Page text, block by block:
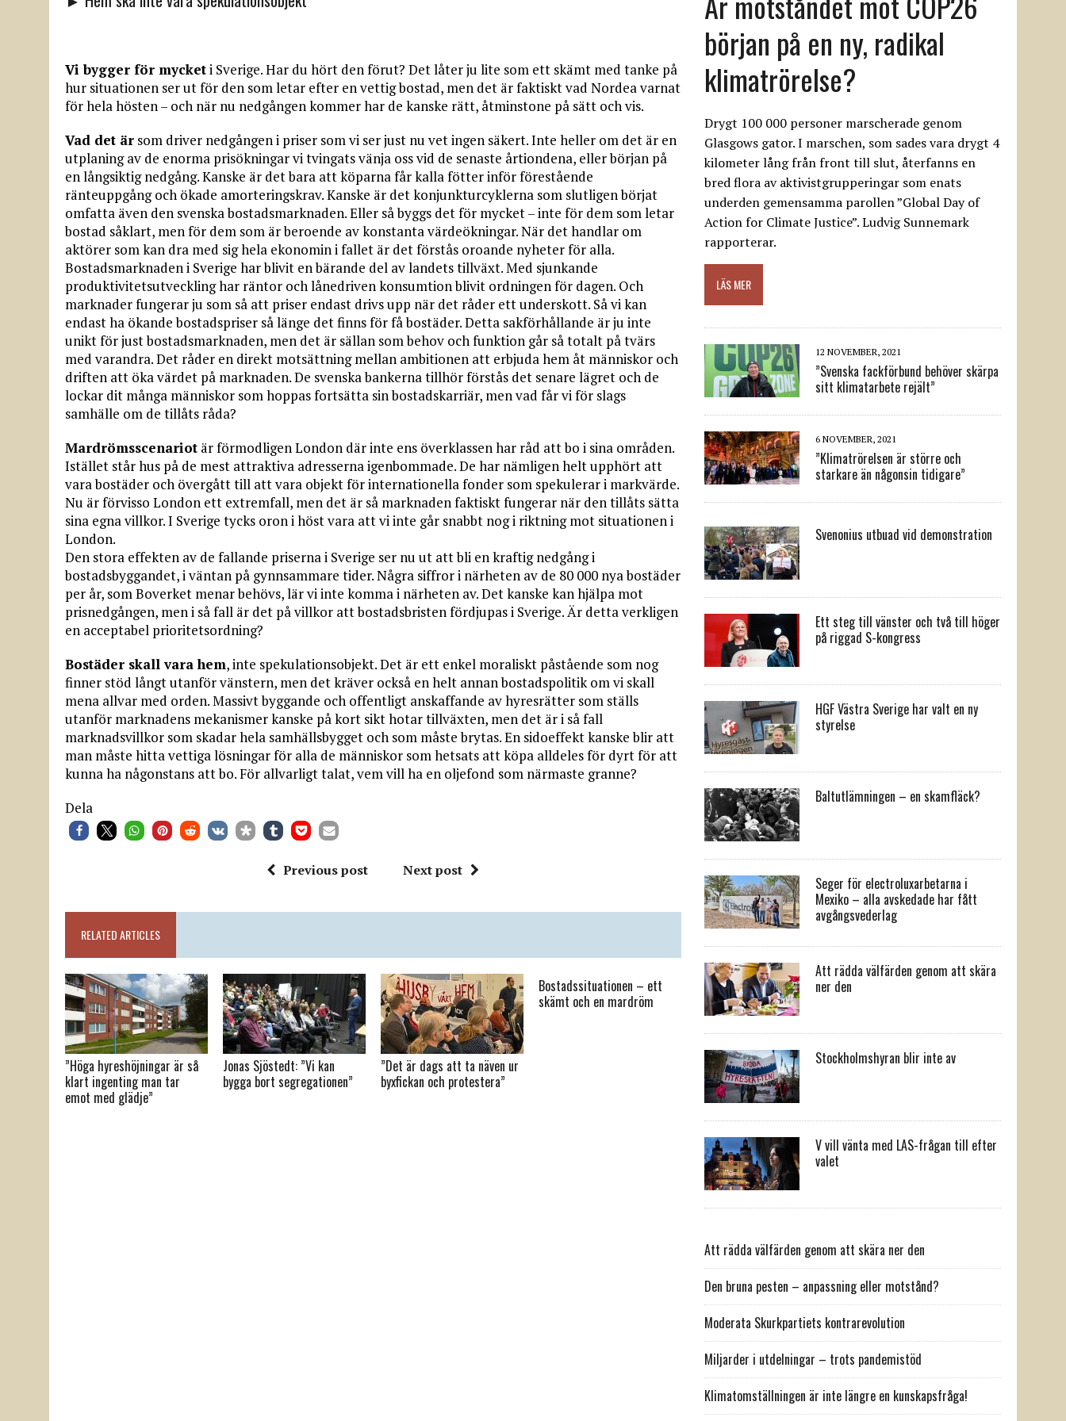
Vi bygger för mycketi Sverige. Har du hört den förut? Det låter ju lite som ett skämt med tanke på
hur situationen ser ut för den som letar efter en vettig bostad, men det är faktiskt vad Nordea varnat
för hela hösten – och när nu nedgången kommer har de kanske rätt, åtminstone på sätt och vis.
Vad det är som driver nedgången i priser som vi ser just nu vet ingen säkert. Inte heller om det är en
utplaning av de enorma prisökningar vi tvingats vänja oss vid de senaste årtiondena, eller början på
en långsiktig nedgång. Kanske är det bara att köparna får kalla fötter inför förestående
ränteuppgång och ökade amorteringskrav. Kanske är det konjunkturcyklerna som slutligen börjat
omfatta även den svenska bostadsmarknaden. Eller så byggs det för mycket – inte för dem som letar
bostad såklart, men för dem som är beroende av konstanta värdeökningar. När det handlar om
aktörer som kan dra med sig hela ekonomin i fallet är det förstås oroande nyheter för alla.
Bostadsmarknaden i Sverige har blivit en bärande del av landets tillväxt. Med sjunkande
produktivitetsutveckling har räntor och lånedriven konsumtion blivit ordningen för dagen. Och
marknader fungerar ju som så att priser endast drivs upp när det råder ett underskott. Så vi kan
endast ha ökande bostadspriser så länge det finns för få bostäder. Detta sakförhållande är ju inte
unikt för just bostadsmarknaden, men det är sällan som behov och funktion går så totalt på tvärs
med varandra. Det råder en direkt motsättning mellan ambitionen att erbjuda hem åt människor och
driften att öka värdet på marknaden. De svenska bankerna tillhör förstås det senare lägret och de
lockar dit många människor som hoppas fortsätta sin bostadskarriär, men vad får vi för slags
samhälle om de tillåts råda?
Mardrömsscenariot är förmodligen London där inte ens överklassen har råd att bo i sina områden.
Istället står hus på de mest attraktiva adresserna igenbommade. De har nämligen helt upphört att
vara bostäder och övergått till att vara objekt för internationella fonder som spekulerar i markvärde.
Nu är förvisso London ett extremfall, men det är så marknaden faktiskt fungerar när den tillåts sätta
sina egna villkor. I Sverige tycks oron i höst vara att vi inte går snabbt nog i riktning mot situationen i
London.
Den stora effekten av de fallande priserna i Sverige ser nu ut att bli en kraftig nedgång i
bostadsbyggandet, i väntan på gynnsammare tider. Några siffror i närheten av de 80 000 nya bostäder
per år, som Boverket menar behövs, lär vi inte komma i närheten av. Det kanske kan hjälpa mot
prisnedgången, men i så fall är det på villkor att bostadsbristen fördjupas i Sverige. Är detta verkligen
en acceptabel priori­tetsordning?
Bostäder skall vara hem, inte spekulationsobjekt. Det är ett enkel moraliskt påstående som nog
finner stöd långt utanför vänstern, men det kräver också en helt annan bostadspolitik om vi skall
mena allvar med orden. Massivt byggande och offentligt anskaffande av hyresrätter som ställs
utanför marknadens mekanismer kanske på kort sikt hotar tillväxten, men det är i så fall
marknadsvillkor som skadar hela samhällsbygget och som måste brytas. En sidoeffekt kanske blir att
man måste hitta vettiga lösningar för alla de människor som hetsats att köpa alldeles för dyrt för att
kunna ha någonstans att bo. För allvarligt talat, vem vill ha en oljefond som närmaste granne?
Dela
Previous post Next post
RELATED ARTICLES
”Höga hyreshöjningar är så
klart ingenting man tar
emot med glädje”
Jonas Sjöstedt: ”Vi kan
bygga bort segregationen”
”Det är dags att ta näven ur
byxfickan och protestera”
Bostadssituationen – ett
skämt och en mardröm
början på en ny, radikal
klimatrörelse?
Drygt 100 000 personer marscherade genom
Glasgows gator. I marschen, som sades vara drygt 4
kilometer lång från front till slut, återfanns en
bred flora av aktivistgrupperingar som enats
underden gemensamma parollen ”Global Day of
Action for Climate Justice”. Ludvig Sunnemark
rapporterar.
LÄS MER
12 NOVEMBER, 2021
”Svenska fackförbund behöver skärpa
sitt klimatarbete rejält”
6 NOVEMBER, 2021
”Klimatrörelsen är större och
starkare än någonsin tidigare”
Svenonius utbuad vid demonstration
Ett steg till vänster och två till höger
på riggad S-kongress
HGF Västra Sverige har valt en ny
styrelse
Baltutlämningen – en skamfläck?
Seger för electroluxarbetarna i
Mexiko – alla avskedade har fått
avgångsvederlag
Att rädda välfärden genom att skära
ner den
Stockholmshyran blir inte av
V vill vänta med LAS-frågan till efter
valet
Att rädda välfärden genom att skära ner den
Den bruna pesten – anpassning eller motstånd?
Moderata Skurkpartiets kontrarevolution
Miljarder i utdelningar – trots pandemistöd
Klimatomställningen är inte längre en kunskapsfråga!